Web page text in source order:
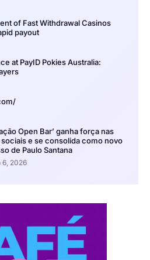
of Fast Withdrawal Casinos
payout
at PayID Pokies Australia:
Open Bar’ ganha força nas
e se consolida como novo
de Paulo Santana
6, 2026